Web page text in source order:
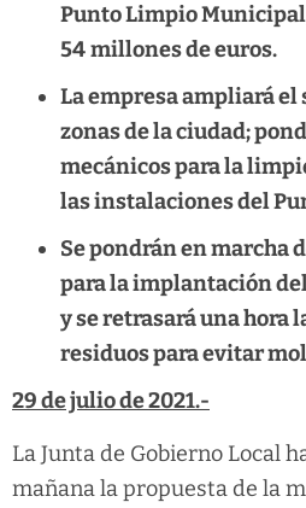
Punto Limpio
54millones de euros.
La empresa ampliará
zonas de la ciudad;
mecánicos para la
las instalaciones del
Se pondrán en marcha
para la implantación
y se retrasará una hora
residuos para evitar
29 de julio de 2021.-
La Junta de Gobierno Local
mañana la propuesta de la